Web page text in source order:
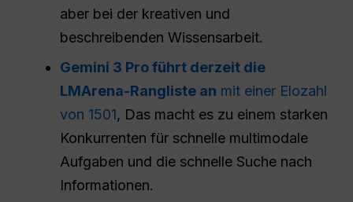
aber bei der kreativen und
beschreibenden Wissensarbeit.
Gemini 3 Pro führt derzeit die
LMArena-Rangliste an mit einer Elozahl
von 1501, Das macht es zu einem starken
Konkurrenten für schnelle multimodale
Aufgaben und die schnelle Suche nach
Informationen.